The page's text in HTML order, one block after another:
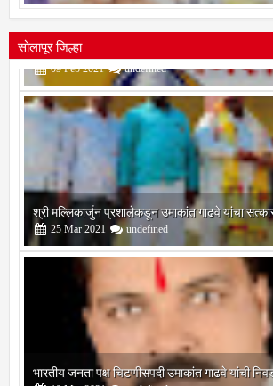
सोलापूर जिल्हा
श्री मल्लिकार्जुन प्रशालेकडून उमाकांत गाढवे यांचा सत्कार
25 Mar 2021 undefined
भारतीय जनता पक्ष चिटणीसपदी उमाकांत गाढवे यांची निवड
19 Mar 2021 undefined